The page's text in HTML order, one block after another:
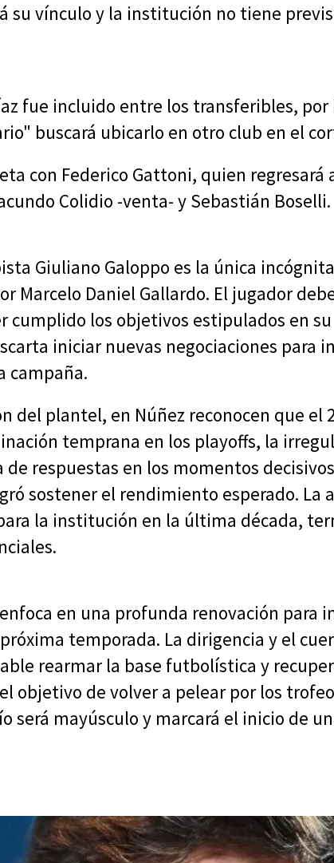
su vínculo y la institución no tiene
fue incluido entre los transferibles, por
buscará ubicarlo en otro club en el
con Federico Gattoni, quien regresará
Colidio -venta- y Sebastián Boselli.
Giuliano Galoppo es la única
Marcelo Daniel Gallardo. El jugador
cumplido los objetivos estipulados en su
iniciar nuevas negociaciones para
campaña.
del plantel, en Núñez reconocen que el
temprana en los playoffs, la
respuestas en los momentos decisivos
sostener el rendimiento esperado. La
la institución en la última década,
en una profunda renovación para
temporada. La dirigencia y el
rearmar la base futbolística y
objetivo de volver a pelear por los
será mayúsculo y marcará el inicio de